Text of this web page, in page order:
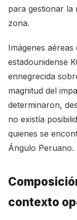
para gestionar la
zona.
Imágenes
estadounidense
ennegrecida
magnitud del
determinaron,
no existía
quienes se
Ángulo Peruano.
contexto